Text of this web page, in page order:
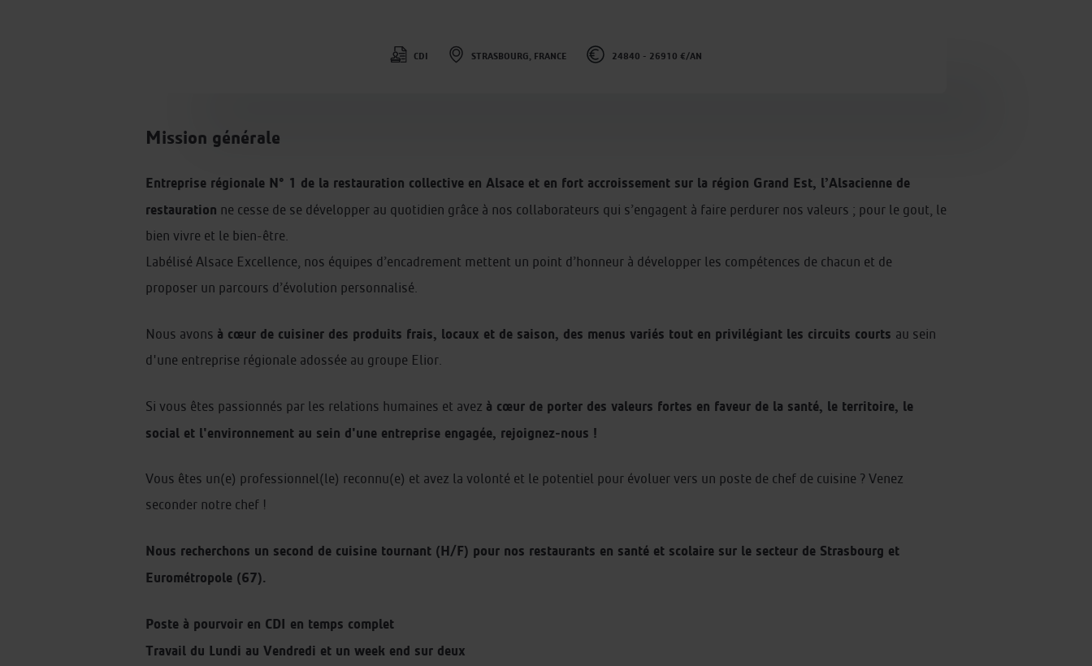
CDI STRASBOURG, FRANCE 24840 - 26910 €/AN
Mission générale
Entreprise régionale N° 1 de la restauration collective en Alsace et en fort accroissement sur la région Grand Est, l’Alsacienne de
restauration ne cesse de se développer au quotidien grâce à nos collaborateurs qui s’engagent à faire perdurer nos valeurs ; pour le gout, le
bien vivre et le bien-être.
Labélisé Alsace Excellence, nos équipes d’encadrement mettent un point d’honneur à développer les compétences de chacun et de
proposer un parcours d’évolution personnalisé.
Nous avons à cœur de cuisiner des produits frais, locaux et de saison, des menus variés tout en privilégiant les circuits courts au sein
d'une entreprise régionale adossée au groupe Elior.
Si vous êtes passionnés par les relations humaines et avez à cœur de porter des valeurs fortes en faveur de la santé, le territoire, le
social et l'environnement au sein d'une entreprise engagée, rejoignez-nous !
Vous êtes un(e) professionnel(le) reconnu(e) et avez la volonté et le potentiel pour évoluer vers un poste de chef de cuisine ? Venez
seconder notre chef !
Nous recherchons un second de cuisine tournant (H/F) pour nos restaurants en santé et scolaire sur le secteur de Strasbourg et
Eurométropole (67).
Poste à pourvoir en CDI en temps complet
Travail du Lundi au Vendredi et un week end sur deux